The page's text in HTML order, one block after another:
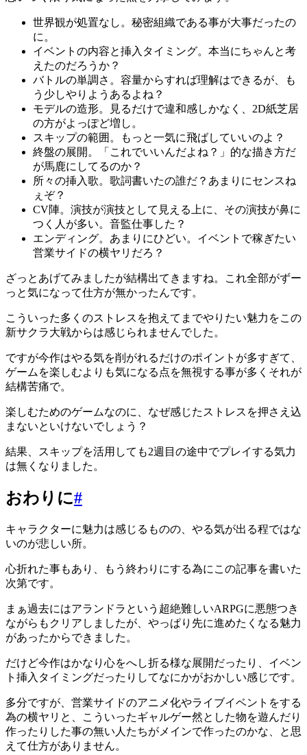
世界観が処置なし。秘密組織である事が大事だったの
に。
イベントの内容と挿入タイミング。本当にちゃんと考
えたのだろうか？
バトルの単調さ。容量からすれば理解はできるが、も
う少しやりようあるよね？
モデルの造形。見るだけで違和感しかなく、2D紙芝居
の方がよっぽど増し。
スキップの範囲。もっと一気に飛ばしていいのよ？
終盤の展開。「これでいいんだよね？」的な描き方だ
が馬鹿にしてるのか？
所々の挿入歌。歌詞書いたの誰だ？あまりにセンスね
ぇぞ？
CV陣。演技が演技として見える上に、その演技が鼻に
つく人が多い。音監仕事した？
エンディング。あまりにひどい。イベントで稼ぎたい
営業サイドの横ヤリだろ？
ざっとあげてみましたが結構出てきますね。これ全部がずー
っと気になって仕方が無かったんです。
こういった多くのストレスを抱えてまでやりたい魅力をこの
新サクラ大戦からは感じられませんでした。
ですが今作はやる気を削がれるだけのポイントが多すぎて、
ゲームを楽しむよりも気になる点を無視する事が多くそれが
結構苦痛で。
楽しむためのゲームなのに、なぜ感じたストレスを押さえ込
まないといけないでしょう？
結果、スキップを活用しても2週目の途中でプレイする気力
は無くなりました。
おわりに#
キャラクターに魅力は感じるものの、やる気が出る程ではな
いのが悲しい所。
心折れた事もあり、もう終わりにする為にこの記事を書いた
次第です。
まぁ過去にはアランドラという超絶難しいARPGに悪態つき
ながらもクリアしましたが、やっぱり先に進めたくなる魅力
があったからできました。
だけど今作はかなり心をへし折る様な展開だったり、イベン
ト挿入タイミングだったりしてなにかがおかしい感じです。
多分ですが、営業サイドのアニメ化やライブイベントをする
為の横ヤリと、こういったギャルゲー然とした物を遊んだり
作ったりした事の無い人たちがメインで作ったのかな、と思
えて仕方がありません。